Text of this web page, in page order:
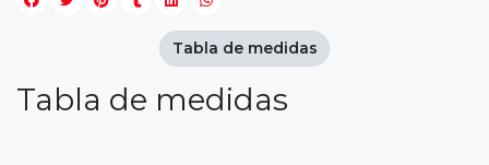
Tabla de medidas
Tabla de medidas